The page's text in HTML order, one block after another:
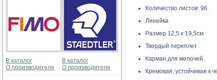
В каталог
О производителе
В каталог
О производителе
Количество листов: 96
Линейка
Размер 12,5 x 19,5см
Твердый переплет
Карман для мелочей
Кремовая, устойчивая к